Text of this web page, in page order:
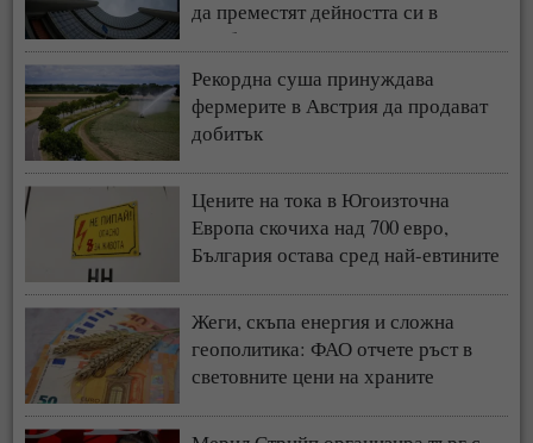
да преместят дейността си в
чужбина
Рекордна суша принуждава
фермерите в Австрия да продават
добитък
Цените на тока в Югоизточна
Европа скочиха над 700 евро,
България остава сред най-евтините
Жеги, скъпа енергия и сложна
геополитика: ФАО отчете ръст в
световните цени на храните